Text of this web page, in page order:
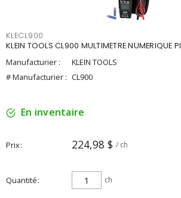
KLECL900
KLEIN TOOLS CL900 MULTIMETRE NUMERIQUE
Manufacturier :
KLEIN TOOLS
# Manufacturier : CL900
En inventaire
Prix 224,98 $ / ch
Quantité ch